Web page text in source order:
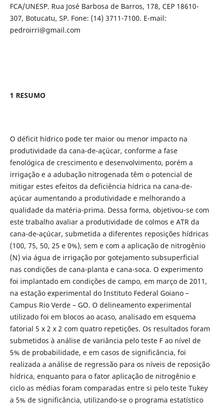
FCA/UNESP. Rua José Barbosa de Barros, 178, CEP 18610-
307, Botucatu, SP. Fone: (14) 3711-7100. E-mail:
pedroirri@gmail.com
1 RESUMO
O déficit hídrico pode ter maior ou menor impacto na
produtividade da cana-de-açúcar, conforme a fase
fenológica de crescimento e desenvolvimento, porém a
irrigação e a adubação nitrogenada têm o potencial de
mitigar estes efeitos da deficiência hídrica na cana-de-
açúcar aumentando a produtividade e melhorando a
qualidade da matéria-prima. Dessa forma, objetivou-se com
este trabalho avaliar a produtividade de colmos e ATR da
cana-de-açúcar, submetida a diferentes reposições hídricas
(100, 75, 50, 25 e 0%), sem e com a aplicação de nitrogênio
(N) via água de irrigação por gotejamento subsuperficial
nas condições de cana-planta e cana-soca. O experimento
foi implantado em condições de campo, em março de 2011,
na estação experimental do Instituto Federal Goiano –
Campus Rio Verde – GO. O delineamento experimental
utilizado foi em blocos ao acaso, analisado em esquema
fatorial 5 x 2 x 2 com quatro repetições. Os resultados foram
submetidos à análise de variância pelo teste F ao nível de
5% de probabilidade, e em casos de significância, foi
realizada a análise de regressão para os níveis de reposição
hídrica, enquanto para o fator aplicação de nitrogênio e
ciclo as médias foram comparadas entre si pelo teste Tukey
a 5% de significância, utilizando-se o programa estatístico